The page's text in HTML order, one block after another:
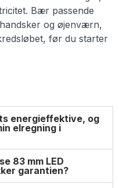
Bær passende
og øjenværn,
før du starter
energieffektive, og
elregning i
83 mm LED
garantien?